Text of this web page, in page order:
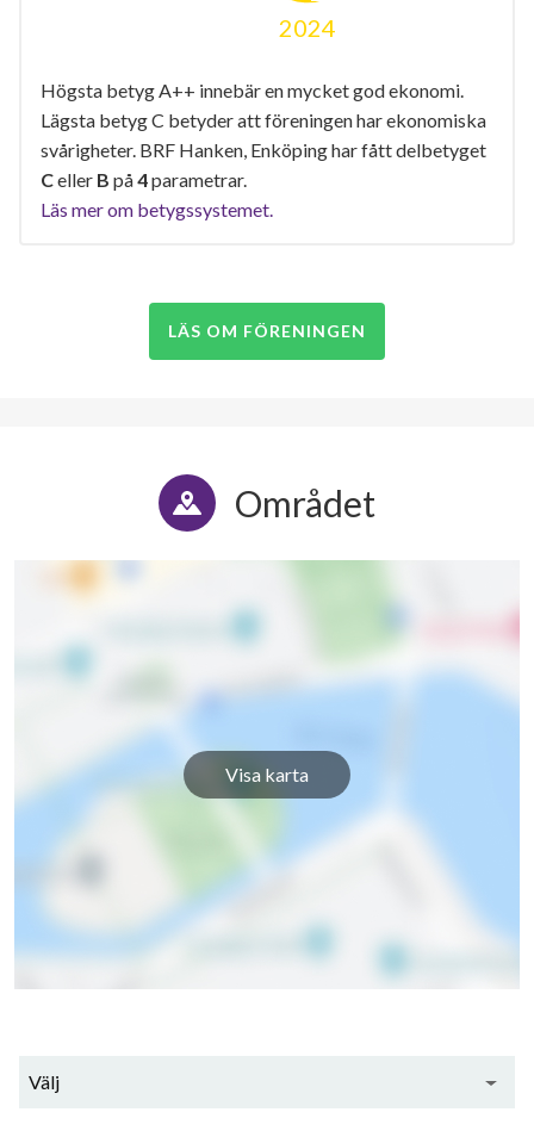
2024
Högsta betyg A++ innebär en mycket god ekonomi.
Lägsta betyg C betyder att föreningen har ekonomiska
svårigheter. BRF Hanken, Enköping har fått delbetyget
Celler B på4parametrar.
Läs mer om betygssystemet.
LÄS OM FÖRENINGEN
Området
Visa karta
Välj